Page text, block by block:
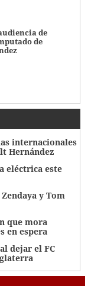
de
de
internacionales
Hernández
eléctrica este
y Tom
que mora
en espera
dejar el FC